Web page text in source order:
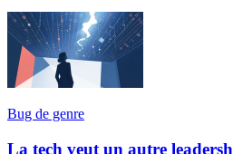
Bug de genre
La tech veut un autre